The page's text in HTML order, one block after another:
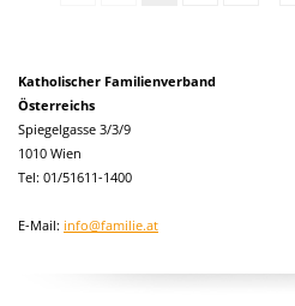
Katholischer Familienverband
Österreichs
Spiegelgasse 3/3/9
1010 Wien
Tel: 01/51611-1400
E-Mail: info@familie.at